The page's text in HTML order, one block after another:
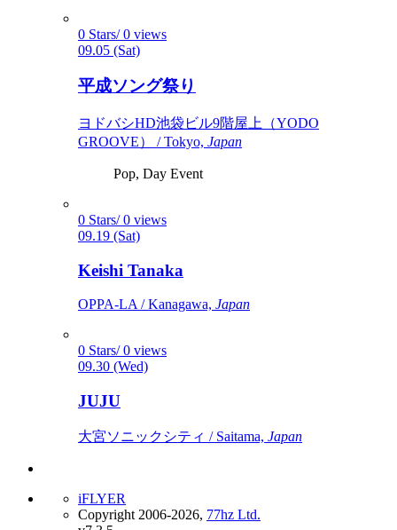
0 Stars/ 0 views
09.05 (Sat)
平成ソング祭り
ヨドバシHD池袋ビル9階屋上（YODO
GROOVE） / Tokyo, Japan
Pop, Day Event
0 Stars/ 0 views
09.19 (Sat)
Keishi Tanaka
OPPA-LA / Kanagawa, Japan
0 Stars/ 0 views
09.30 (Wed)
JUJU
大宮ソニックシティ / Saitama, Japan
iFLYER
Copyright 2006-2026, 77hz Ltd.